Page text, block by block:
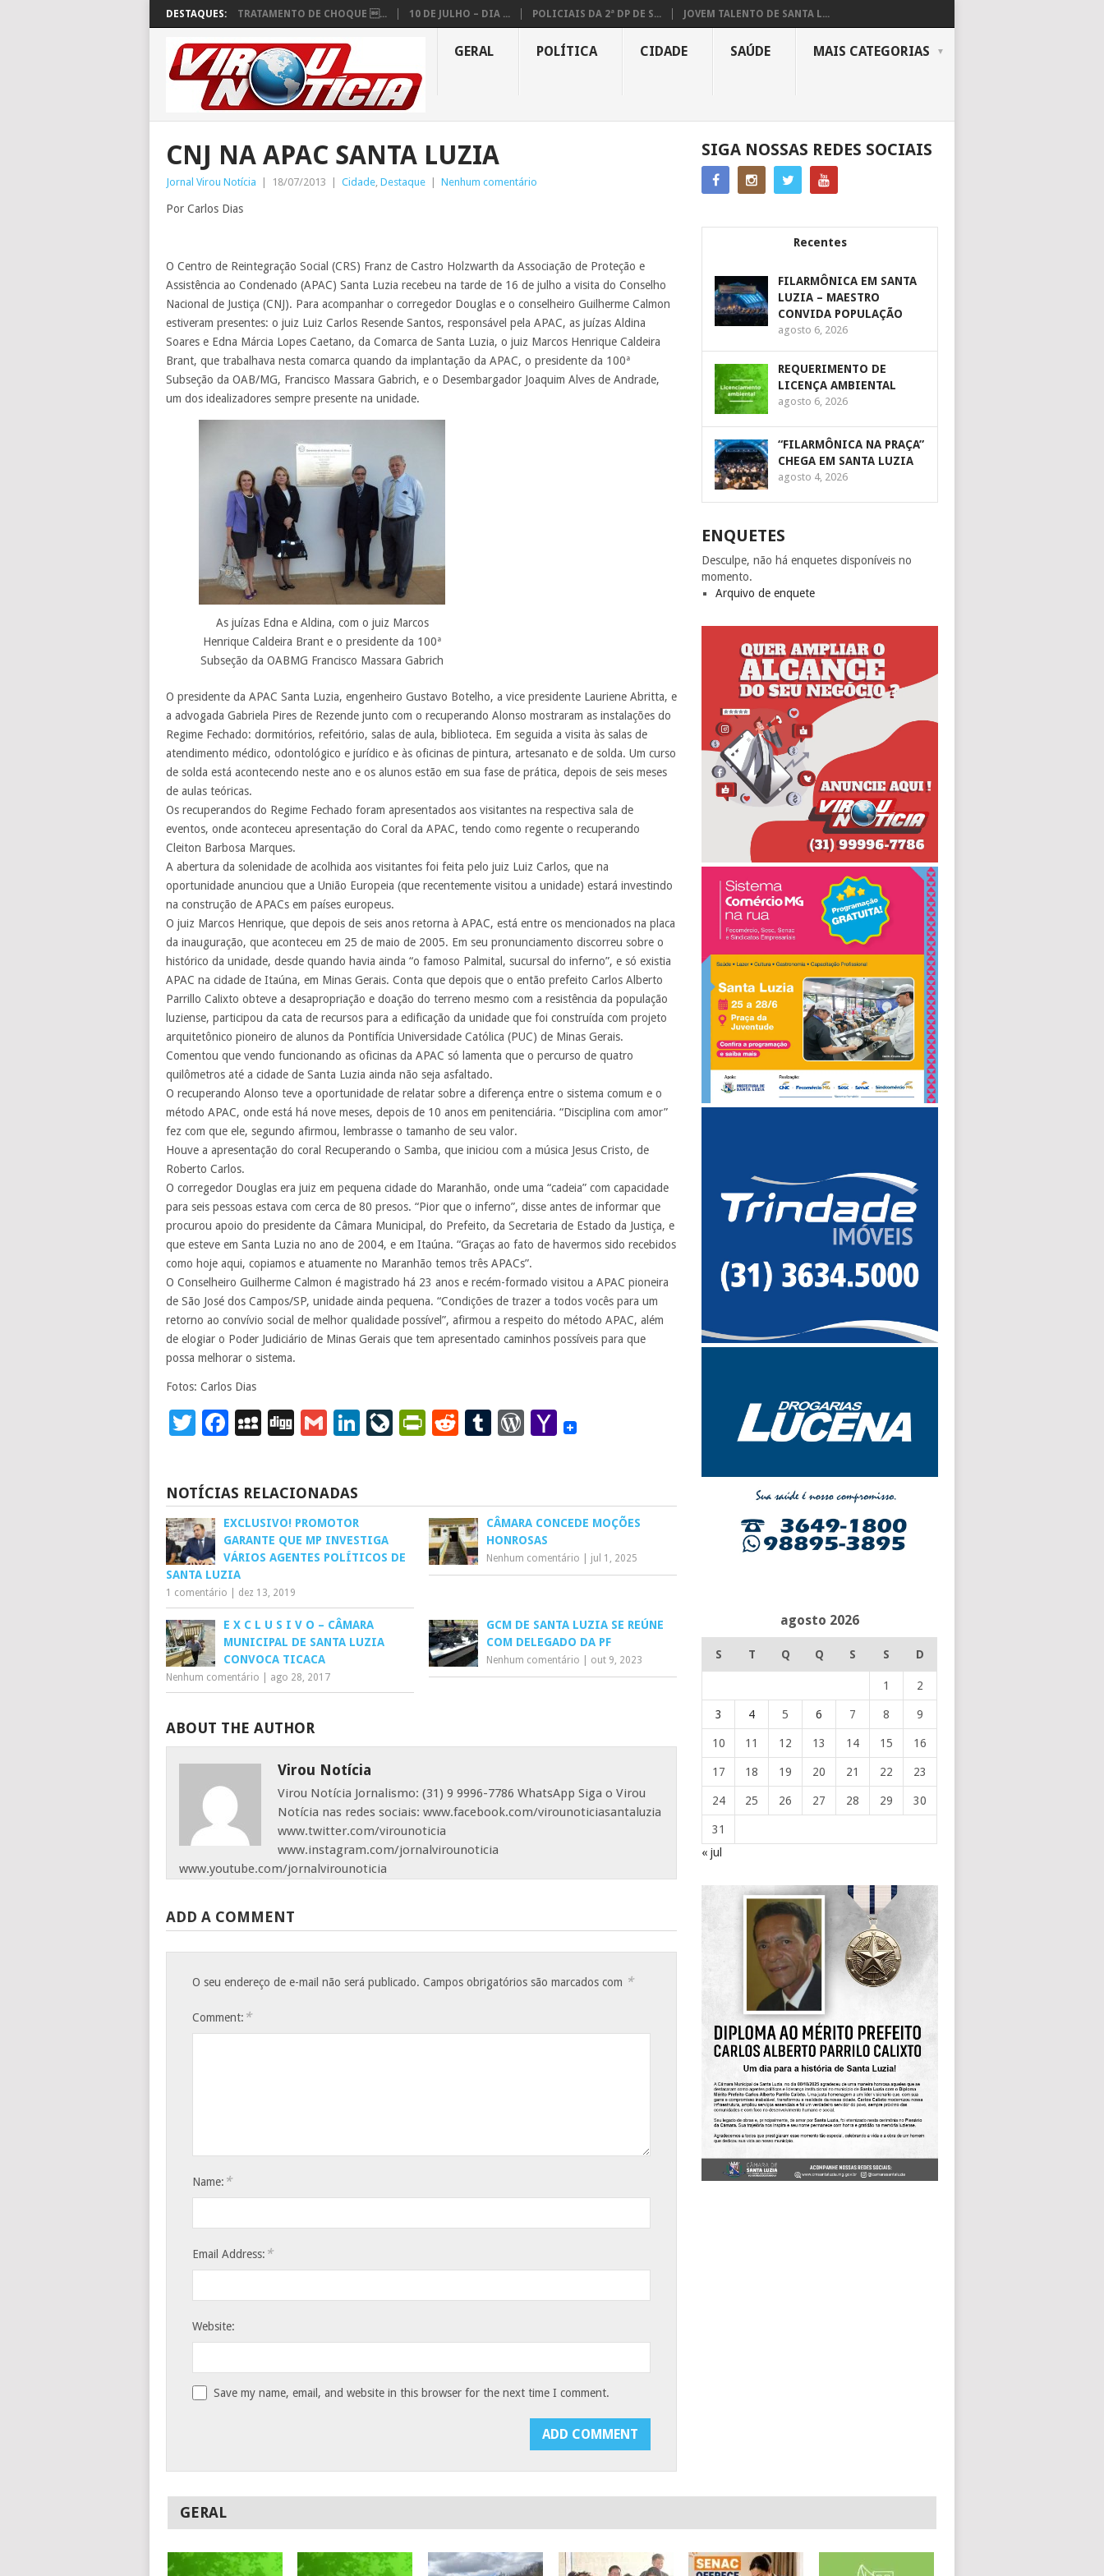
DESTAQUES: TRATAMENTO DE CHOQUE ... 10 DE JULHO – DIA ... POLICIAIS DA 2ª DP DE S... JOVEM TALENTO DE SANTA L...
GERAL POLÍTICA CIDADE SAÚDE MAIS CATEGORIAS
CNJ NA APAC SANTA LUZIA
Jornal Virou Notícia 18/07/2013 Cidade, Destaque Nenhum comentário
Por Carlos Dias
O Centro de Reintegração Social (CRS) Franz de Castro Holzwarth da Associação de Proteção e
Assistência ao Condenado (APAC) Santa Luzia recebeu na tarde de 16 de julho a visita do Conselho
Nacional de Justiça (CNJ). Para acompanhar o corregedor Douglas e o conselheiro Guilherme Calmon
estiveram presentes: o juiz Luiz Carlos Resende Santos, responsável pela APAC, as juízas Aldina
Soares e Edna Márcia Lopes Caetano, da Comarca de Santa Luzia, o juiz Marcos Henrique Caldeira
Brant, que trabalhava nesta comarca quando da implantação da APAC, o presidente da 100ª
Subseção da OAB/MG, Francisco Massara Gabrich, e o Desembargador Joaquim Alves de Andrade,
um dos idealizadores sempre presente na unidade.
As juízas Edna e Aldina, com o juiz Marcos
Henrique Caldeira Brant e o presidente da 100ª
Subseção da OABMG Francisco Massara Gabrich
O presidente da APAC Santa Luzia, engenheiro Gustavo Botelho, a vice presidente Lauriene Abritta, e
a advogada Gabriela Pires de Rezende junto com o recuperando Alonso mostraram as instalações do
Regime Fechado: dormitórios, refeitório, salas de aula, biblioteca. Em seguida a visita às salas de
atendimento médico, odontológico e jurídico e às oficinas de pintura, artesanato e de solda. Um curso
de solda está acontecendo neste ano e os alunos estão em sua fase de prática, depois de seis meses
de aulas teóricas.
Os recuperandos do Regime Fechado foram apresentados aos visitantes na respectiva sala de
eventos, onde aconteceu apresentação do Coral da APAC, tendo como regente o recuperando
Cleiton Barbosa Marques.
A abertura da solenidade de acolhida aos visitantes foi feita pelo juiz Luiz Carlos, que na
oportunidade anunciou que a União Europeia (que recentemente visitou a unidade) estará investindo
na construção de APACs em países europeus.
O juiz Marcos Henrique, que depois de seis anos retorna à APAC, está entre os mencionados na placa
da inauguração, que aconteceu em 25 de maio de 2005. Em seu pronunciamento discorreu sobre o
histórico da unidade, desde quando havia ainda “o famoso Palmital, sucursal do inferno”, e só existia
APAC na cidade de Itaúna, em Minas Gerais. Conta que depois que o então prefeito Carlos Alberto
Parrillo Calixto obteve a desapropriação e doação do terreno mesmo com a resistência da população
luziense, participou da cata de recursos para a edificação da unidade que foi construída com projeto
arquitetônico pioneiro de alunos da Pontifícia Universidade Católica (PUC) de Minas Gerais.
Comentou que vendo funcionando as oficinas da APAC só lamenta que o percurso de quatro
quilômetros até a cidade de Santa Luzia ainda não seja asfaltado.
O recuperando Alonso teve a oportunidade de relatar sobre a diferença entre o sistema comum e o
método APAC, onde está há nove meses, depois de 10 anos em penitenciária. “Disciplina com amor”
fez com que ele, segundo afirmou, lembrasse o tamanho de seu valor.
Houve a apresentação do coral Recuperando o Samba, que iniciou com a música Jesus Cristo, de
Roberto Carlos.
O corregedor Douglas era juiz em pequena cidade do Maranhão, onde uma “cadeia” com capacidade
para seis pessoas estava com cerca de 80 presos. “Pior que o inferno”, disse antes de informar que
procurou apoio do presidente da Câmara Municipal, do Prefeito, da Secretaria de Estado da Justiça, e
que esteve em Santa Luzia no ano de 2004, e em Itaúna. “Graças ao fato de havermos sido recebidos
como hoje aqui, copiamos e atuamente no Maranhão temos três APACs”.
O Conselheiro Guilherme Calmon é magistrado há 23 anos e recém-formado visitou a APAC pioneira
de São José dos Campos/SP, unidade ainda pequena. “Condições de trazer a todos vocês para um
retorno ao convívio social de melhor qualidade possível”, afirmou a respeito do método APAC, além
de elogiar o Poder Judiciário de Minas Gerais que tem apresentado caminhos possíveis para que
possa melhorar o sistema.
Fotos: Carlos Dias
Twitter
Facebook
MySpace
DiggGmailLinkedIn
LiveJournal
PrintFriendly
RedditTumblr
WordPress
Yahoo
NOTÍCIAS RELACIONADAS
EXCLUSIVO! PROMOTOR
GARANTE QUE MP INVESTIGA
VÁRIOS AGENTES POLÍTICOS DE
SANTA LUZIA
1 comentário dez 13, 2019
CÂMARA CONCEDE MOÇÕES
HONROSAS
Nenhum comentário jul 1, 2025
E X C L U S I V O – CÂMARA
MUNICIPAL DE SANTA LUZIA
CONVOCA TICACA
Nenhum comentário ago 28, 2017
GCM DE SANTA LUZIA SE REÚNE
COM DELEGADO DA PF
Nenhum comentário out 9, 2023
ABOUT THE AUTHOR
Virou Notícia
Virou Notícia Jornalismo: (31) 9 9996-7786 WhatsApp Siga o Virou
Notícia nas redes sociais: www.facebook.com/virounoticiasantaluzia
www.twitter.com/virounoticia
www.instagram.com/jornalvirounoticia
www.youtube.com/jornalvirounoticia
ADD A COMMENT
O seu endereço de e-mail não será publicado. Campos obrigatórios são marcados com *
Comment: *
Name: *
Email Address: *
Website:
Save my name, email, and website in this browser for the next time I comment.
SIGA NOSSAS REDES SOCIAIS
Recentes
FILARMÔNICA EM SANTA
LUZIA – MAESTRO
CONVIDA POPULAÇÃO
agosto 6, 2026
REQUERIMENTO DE
LICENÇA AMBIENTAL
agosto 6, 2026
“FILARMÔNICA NA PRAÇA”
CHEGA EM SANTA LUZIA
agosto 4, 2026
ENQUETES
Desculpe, não há enquetes disponíveis no
momento.
Arquivo de enquete
agosto 2026
S T Q Q S S D
1 2
3 4 5 6 7 8 9
10 11 12 13 14 15 16
17 18 19 20 21 22 23
24 25 26 27 28 29 30
31
« jul
GERAL